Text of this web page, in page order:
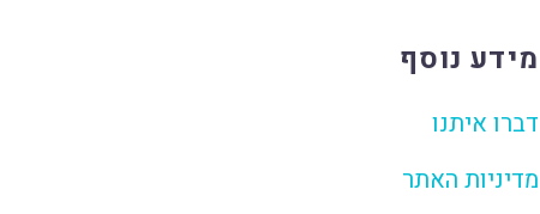
מידע נוסף
דברו איתנו
מדיניות האתר